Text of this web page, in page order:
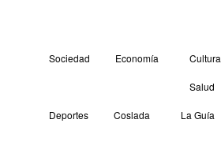
Sociedad Economía Cultura
Salud
Deportes Coslada La Guía